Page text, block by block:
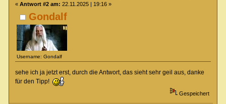
Gondalf
Username: Gondalf
« Antwort #2 am: 22.11.2025 | 19:16 »
sehe ich ja jetzt erst, durch die Antwort, das sieht sehr geil aus, danke
für den Tipp!
Gespeichert